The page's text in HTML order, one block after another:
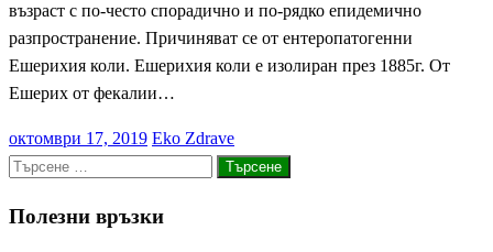
възраст с по-често спорадично и по-рядко епидемично
разпространение. Причиняват се от ентеропатогенни
Ешерихия коли. Ешерихия коли е изолиран през 1885г. От
Ешерих от фекалии…
Posted
on
октомври 17, 2019 Eko Zdrave
Търсене
Полезни връзки